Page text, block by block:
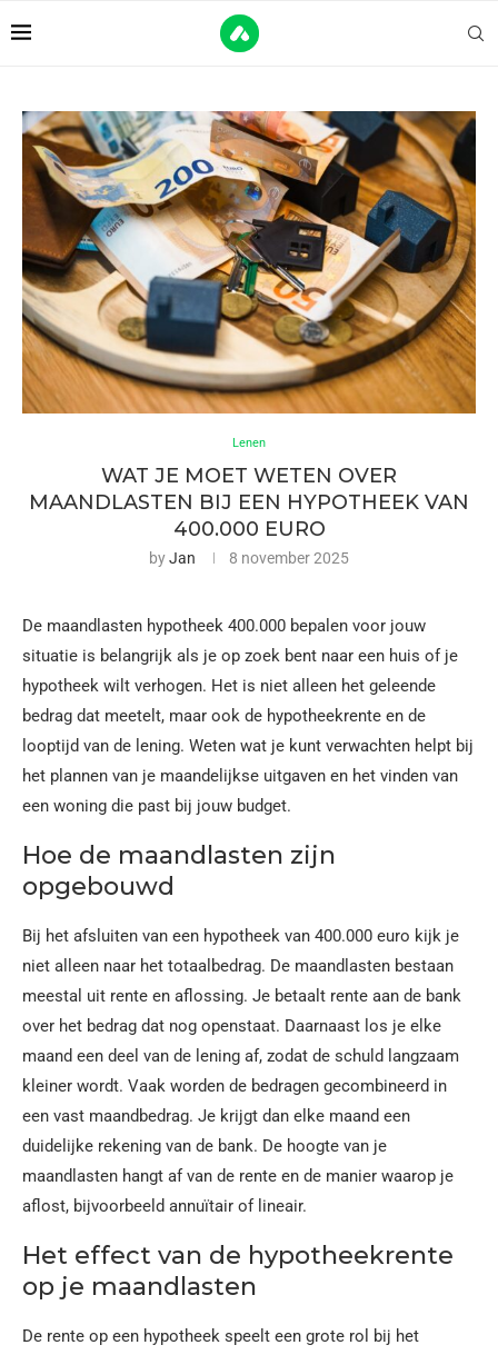
Lenen
WAT JE MOET WETEN OVER
MAANDLASTEN BIJ EEN HYPOTHEEK VAN
400.000 EURO
byJan 8 november 2025
De maandlasten hypotheek 400.000 bepalen voor jouw
situatie is belangrijk als je op zoek bent naar een huis of je
hypotheek wilt verhogen. Het is niet alleen het geleende
bedrag dat meetelt, maar ook de hypotheekrente en de
looptijd van de lening. Weten wat je kunt verwachten helpt bij
het plannen van je maandelijkse uitgaven en het vinden van
een woning die past bij jouw budget.
Hoe de maandlasten zijn
opgebouwd
Bij het afsluiten van een hypotheek van 400.000 euro kijk je
niet alleen naar het totaalbedrag. De maandlasten bestaan
meestal uit rente en aflossing. Je betaalt rente aan de bank
over het bedrag dat nog openstaat. Daarnaast los je elke
maand een deel van de lening af, zodat de schuld langzaam
kleiner wordt. Vaak worden de bedragen gecombineerd in
een vast maandbedrag. Je krijgt dan elke maand een
duidelijke rekening van de bank. De hoogte van je
maandlasten hangt af van de rente en de manier waarop je
aflost, bijvoorbeeld annuïtair of lineair.
Het effect van de hypotheekrente
op je maandlasten
De rente op een hypotheek speelt een grote rol bij het